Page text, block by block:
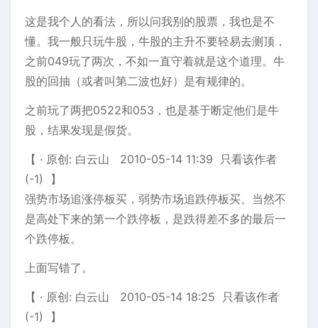
这是我个人的看法，所以问我别的股票，我也是不
懂。我一般只玩牛股，牛股的主升不要轻易去测顶，
之前049玩了两次，不如一直守着就是这个道理。牛
股的回抽（或者叫第二波也好）是有规律的。
之前玩了两把0522和053，也是基于断定他们是牛
股，结果发现是假货。
【 · 原创: 白云山 2010-05-14 11:39 只看该作者
(-1) 】
强势市场追涨停板买，弱势市场追跌停板买。当然不
是高处下来的第一个跌停板，是跌得差不多的最后一
个跌停板。
上面写错了。
【 · 原创: 白云山 2010-05-14 18:25 只看该作者
(-1) 】